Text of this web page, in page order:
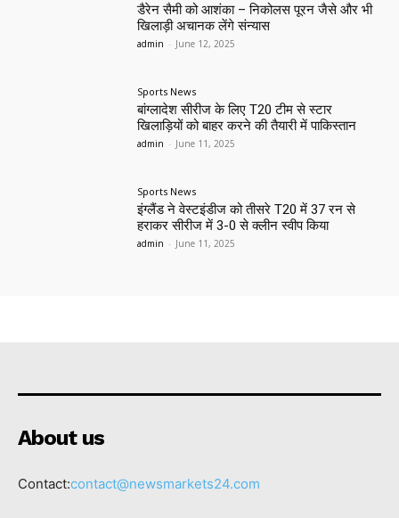
डैरेन सैमी को आशंका – निकोलस पूरन जैसे और भी
खिलाड़ी अचानक लेंगे संन्यास
admin - June 12, 2025
Sports News
बांग्लादेश सीरीज के लिए T20 टीम से स्टार
खिलाड़ियों को बाहर करने की तैयारी में पाकिस्तान
admin - June 11, 2025
Sports News
इंग्लैंड ने वेस्टइंडीज को तीसरे T20 में 37 रन से
हराकर सीरीज में 3-0 से क्लीन स्वीप किया
admin - June 11, 2025
About us
Contact:contact@newsmarkets24.com